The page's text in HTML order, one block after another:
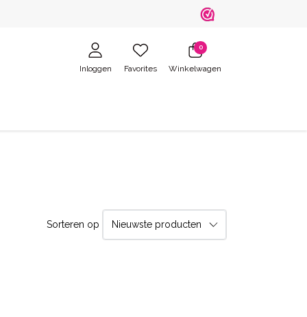
Inloggen Favorites
0
Winkelwagen
Sorteren op